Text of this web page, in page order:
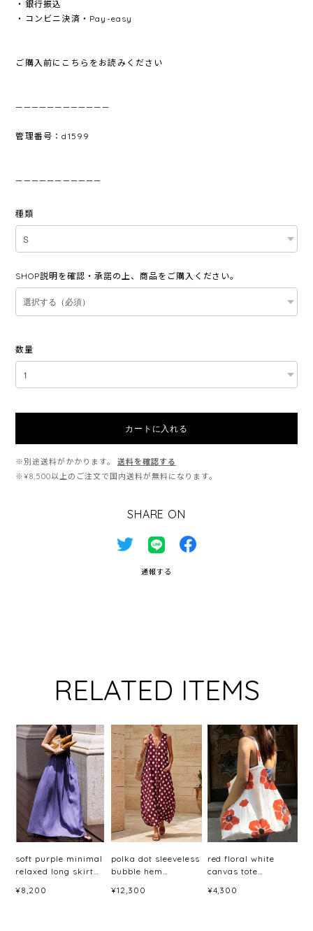
・銀行振込
・コンビニ決済・Pay-easy
ご購入前にこちらをお読みください
————————————
管理番号：d1599
———————————
種類
SHOP説明を確認・承諾の上、商品をご購入ください。
数量
カートに入れる
※別途送料がかかります。
送料を確認する
※¥8,500以上のご注文で国内送料が無料になります。
SHARE ON
通報する
RELATED ITEMS
soft purple minimal
relaxed long skirt
¥8,200
polka dot sleeveless
bubble hem
d3060＞
¥12,300
red floral white
canvas tote
¥4,300